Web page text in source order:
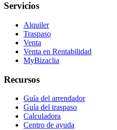
Servicios
Alquiler
Traspaso
Venta
Venta en Rentabilidad
MyBizaclia
Recursos
Guía del arrendador
Guía del traspaso
Calculadora
Centro de ayuda